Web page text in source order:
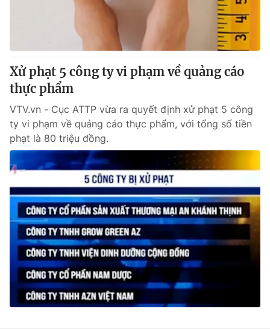
Xử phạt 5 công ty vi phạm về quảng cáo
thực phẩm
VTV.vn - Cục ATTP vừa ra quyết định xử phạt 5 công
ty vi phạm về quảng cáo thực phẩm, với tổng số tiền
phạt là 80 triệu đồng.